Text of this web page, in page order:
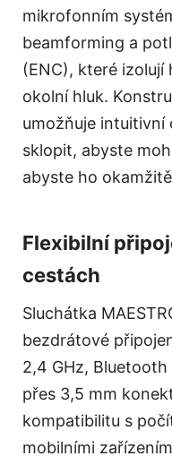
mikrofonním
beamforming a
(ENC), které izolují
okolní hluk.
umožňuje intuitivní
sklopit, abyste
abyste ho
Flexibilní
cestách
Sluchátka
bezdrátové
2,4 GHz,
přes 3,5 mm
kompatibilitu s
mobilními